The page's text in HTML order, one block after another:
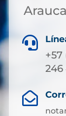
Arauca

+57
246
